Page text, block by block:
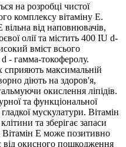
на розробці чистої
комплексу вітаміну E.
від наповнювачів,
олії та містить 400 IU d-
вміст всього
- гамма-токоферолу.
сприяють максимальній
діють на здоров'я,
окислення ліпідів.
та функціональної
мускулатури. Вітамін
та зберігає запаси
Вітамін Е може позитивно
від окисного пошкодження